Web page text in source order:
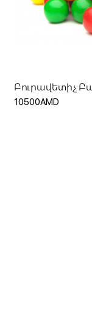
Բուրավետիչ
10500AMD